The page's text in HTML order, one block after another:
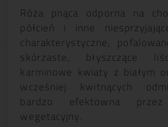
Róża pnąca odporna na
półcień i inne
charakterystyczne,
skórzaste, błyszczące
karminowe kwiaty z białym
wcześniej kwitnących
bardzo efektowna
wegetacyjny.